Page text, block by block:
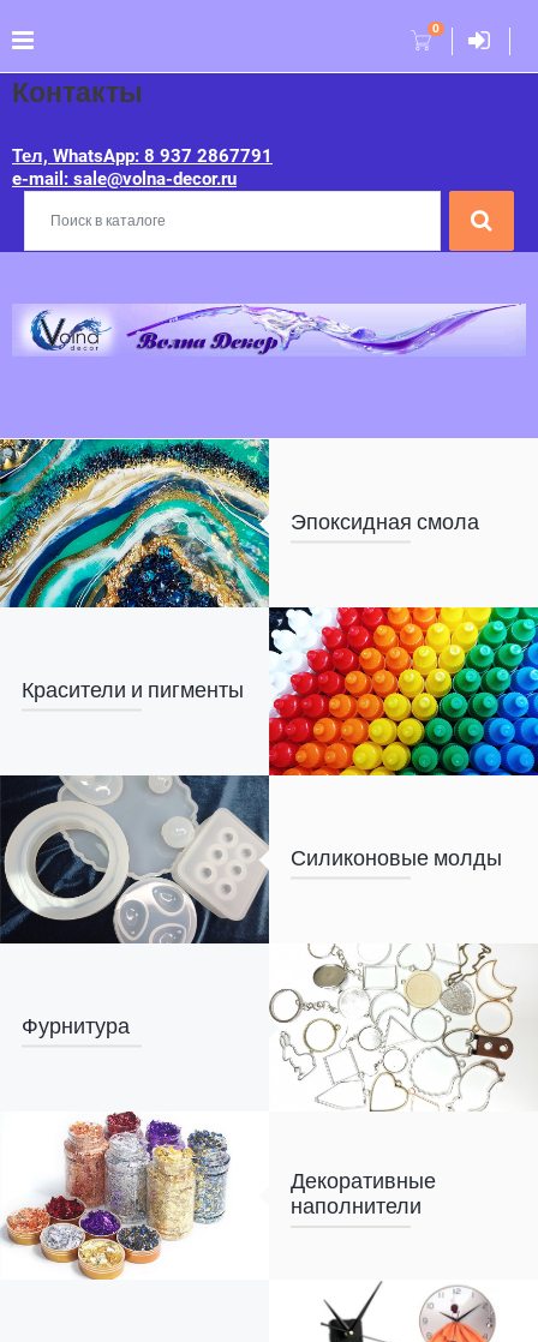
0
Контакты
Тел, WhatsApp: 8 937 2867791
e-mail: sale@volna-decor.ru
Эпоксидная смола
Красители и пигменты
Силиконовые молды
Фурнитура
Декоративные
наполнители